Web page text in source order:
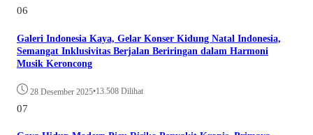
06
Galeri Indonesia Kaya, Gelar Konser Kidung Natal Indonesia,
Semangat Inklusivitas Berjalan Beriringan dalam Harmoni
Musik Keroncong
28 Desember 2025•13.508 Dilihat
07